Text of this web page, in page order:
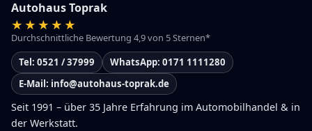
Autohaus Toprak
Durchschnittliche Bewertung 4,9 von 5 Sternen*
Tel: 0521 / 37999
WhatsApp: 0171 1111280
E-Mail: info@autohaus-toprak.de
Seit 1991 – über 35 Jahre Erfahrung im Automobilhandel & in
der Werkstatt.